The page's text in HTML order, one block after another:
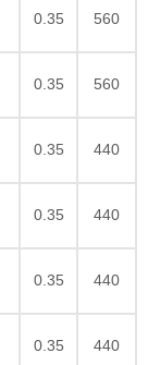
0.35 560
0.35 560
0.35 440
0.35 440
0.35 440
0.35 440